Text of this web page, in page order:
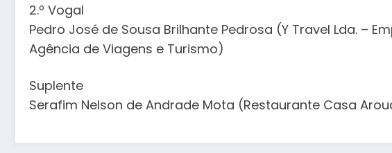
2.º Vogal
Pedro José de Sousa Brilhante Pedrosa (Y Travel Lda. –
Agência de Viagens e Turismo)
Suplente
Serafim Nelson de Andrade Mota (Restaurante Casa